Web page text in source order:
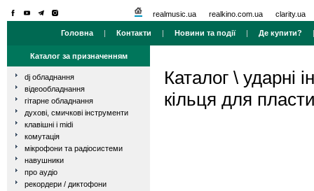
realmusic.ua realkino.com.ua clarity.ua
Головна | Контакти | Новини та події| Де купити?
Каталог за призначенням
dj обладнання
відеообладнання
гітарне обладнання
духові, смичкові інструменти
клавішні і midi
комутація
мікрофони та радіосистеми
навушники
про аудіо
рекордери / диктофони
Каталог \ ударні
кільця для